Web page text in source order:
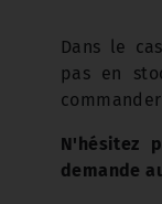
Dans le
pas en
N'hésitez
demande